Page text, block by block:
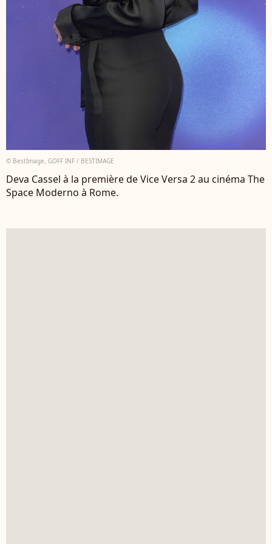
© BestImage, GOFF INF / BESTIMAGE
Deva Cassel à la première de Vice Versa 2 au cinéma The
Space Moderno à Rome.